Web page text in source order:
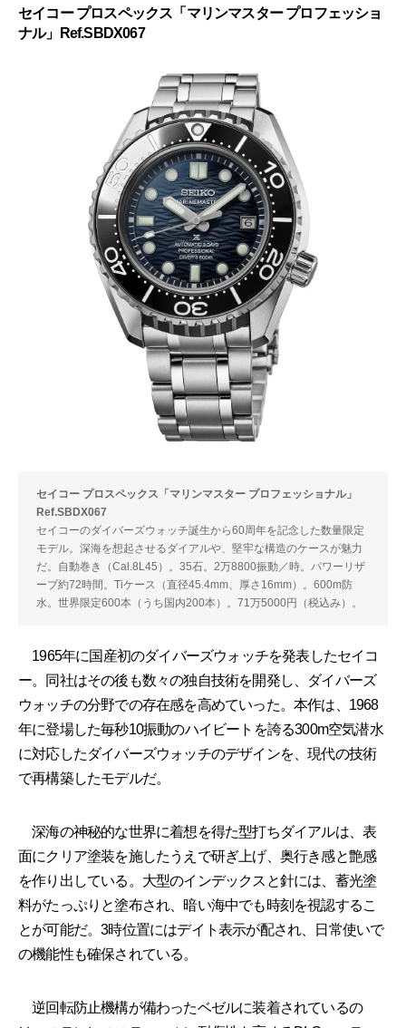
セイコー プロスペックス「マリンマスター プロフェッショ
ナル」Ref.SBDX067
セイコー プロスペックス「マリンマスター プロフェッショナル」
Ref.SBDX067
セイコーのダイバーズウォッチ誕生から60周年を記念した数量限定
モデル。深海を想起させるダイアルや、堅牢な構造のケースが魅力
だ。自動巻き（Cal.8L45）。35石。2万8800振動／時。パワーリザ
ーブ約72時間。Tiケース（直径45.4mm、厚さ16mm）。600m防
水。世界限定600本（うち国内200本）。71万5000円（税込み）。
1965年に国産初のダイバーズウォッチを発表したセイコ
ー。同社はその後も数々の独自技術を開発し、ダイバーズ
ウォッチの分野での存在感を高めていった。本作は、1968
年に登場した毎秒10振動のハイビートを誇る300m空気潜水
に対応したダイバーズウォッチのデザインを、現代の技術
で再構築したモデルだ。
深海の神秘的な世界に着想を得た型打ちダイアルは、表
面にクリア塗装を施したうえで研ぎ上げ、奥行き感と艶感
を作り出している。大型のインデックスと針には、蓄光塗
料がたっぷりと塗布され、暗い海中でも時刻を視認するこ
とが可能だ。3時位置にはデイト表示が配され、日常使いで
の機能性も確保されている。
逆回転防止機構が備わったベゼルに装着されているの